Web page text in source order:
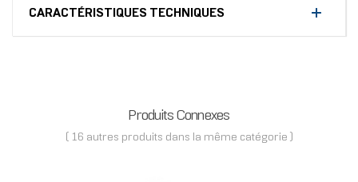
CARACTÉRISTIQUES TECHNIQUES
Produits Connexes
( 16 autres produits dans la même catégorie )